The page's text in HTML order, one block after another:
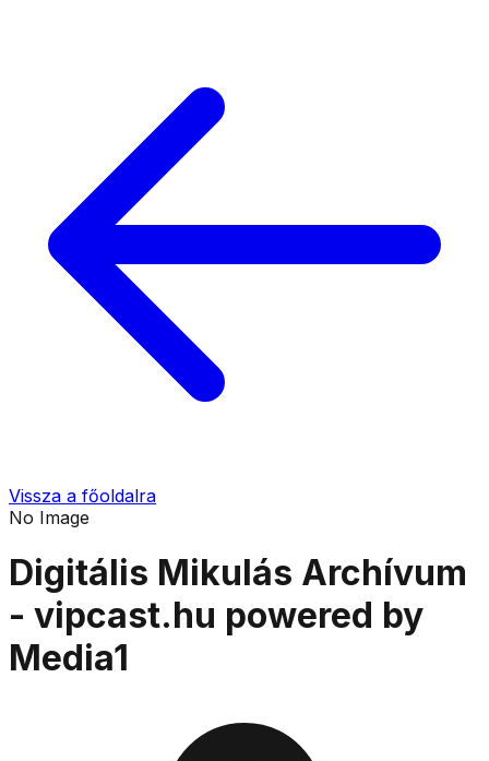
Vissza a főoldalra
No Image
Digitális Mikulás Archívum
- vipcast.hu powered by
Media1